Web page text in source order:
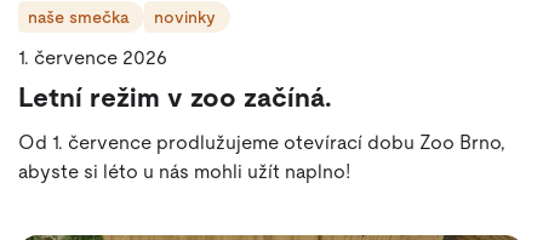
naše smečka novinky
1. července 2026
Letní režim v zoo začíná.
Od 1. července prodlužujeme otevírací dobu Zoo Brno,
abyste si léto u nás mohli užít naplno!